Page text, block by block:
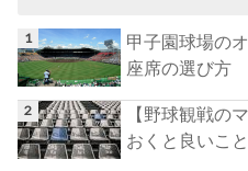
甲子園球場の
座席の選び方
【野球観戦の
おくと良いこと